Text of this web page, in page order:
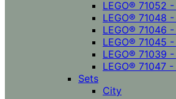
LEGO® 71052
LEGO® 71048
LEGO® 71046
LEGO® 71045
LEGO® 71039
LEGO® 71047
Sets
City